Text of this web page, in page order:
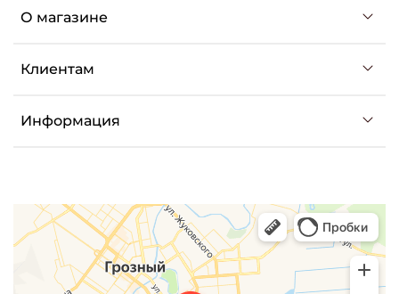
О магазине
Клиентам
Информация